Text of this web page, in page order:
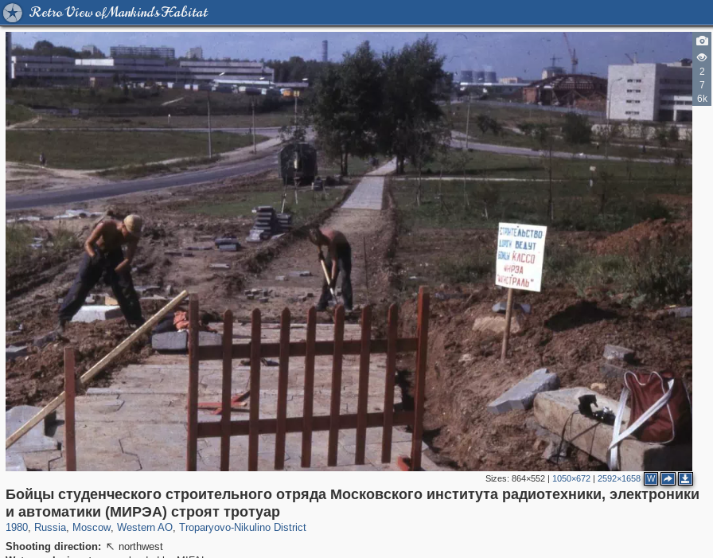
Retro View of Mankind's Habitat
2
7
6k
Sizes: 864×552| 1050×672| 2592×1658 W
Бойцы студенческого строительного отряда Московского института радиотехники, электроники
и автоматики (МИРЭА) строят тротуар
1980, Russia
1,406,257 29,243
, Moscow
319,779 8,286
, Western AO
27,129 310
, Troparyovo-Nikulino District
2,259 7
Shooting direction:  northwest